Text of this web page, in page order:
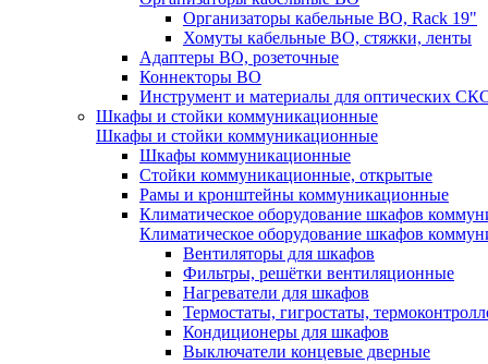
Организаторы кабельные ВО, Rack 19"
Хомуты кабельные ВО, стяжки, ленты
Адаптеры ВО, розеточные
Коннекторы ВО
Инструмент и материалы для оптических
Шкафы и стойки коммуникационные
Шкафы и стойки коммуникационные
Шкафы коммуникационные
Стойки коммуникационные, открытые
Рамы и кронштейны коммуникационные
Климатическое оборудование шкафов
Климатическое оборудование шкафов
Вентиляторы для шкафов
Фильтры, решётки вентиляционные
Нагреватели для шкафов
Термостаты, гигростаты,
Кондиционеры для шкафов
Выключатели концевые дверные